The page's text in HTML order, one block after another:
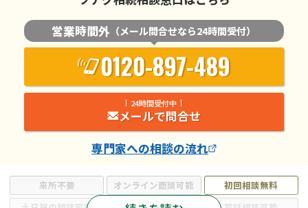
来所不要 オンライン面談可能
初回相談無料
営業時間外 （メール問合せなら24時間受付）
0120-897-489
24時間受付中
メールで問合せ
専門家への相談の流れ